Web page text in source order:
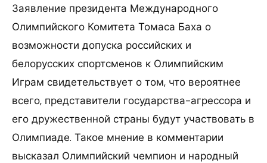
Заявление президента Международного
Олимпийского Комитета Томаса Баха о
возможности допуска российских и
белорусских спортсменов к Олимпийским
Играм свидетельствует о том, что вероятнее
всего, представители государства-агрессора и
его дружественной страны будут участвовать в
Олимпиаде. Такое мнение в комментарии
высказал Олимпийский чемпион и народный